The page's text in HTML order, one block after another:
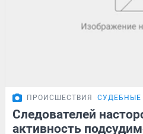
ПРОИСШЕСТВИЯ СУДЕБНЫЕ
Следователей
активность